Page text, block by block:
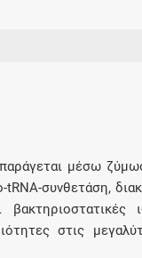
Ενδείξεις και
μέσω
συνθετάση,
στις